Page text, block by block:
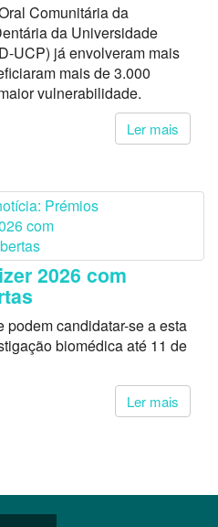
Comunitária da
da Universidade
UCP) já envolveram mais
mais de 3.000
vulnerabilidade.
Ler mais
2026 com
candidatar-se a esta
biomédica até 11 de
Ler mais